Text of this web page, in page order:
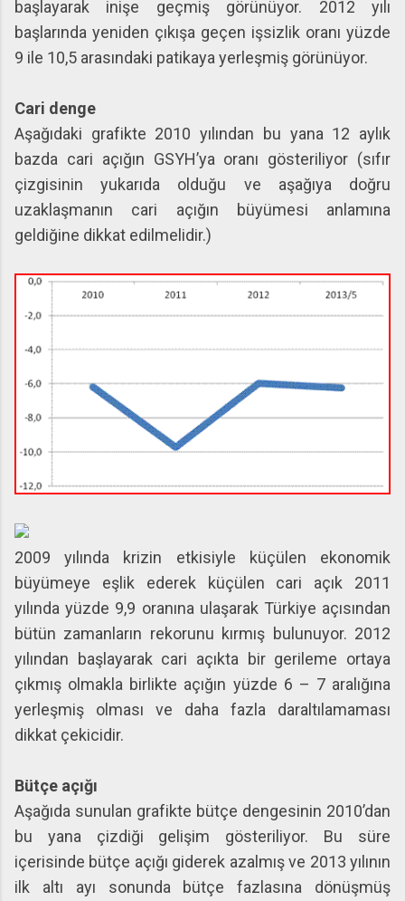
başlayarak inişe geçmiş görünüyor. 2012 yılı
başlarında yeniden çıkışa geçen işsizlik oranı yüzde
9 ile 10,5 arasındaki patikaya yerleşmiş görünüyor.
Cari denge
Aşağıdaki grafikte 2010 yılından bu yana 12 aylık
bazda cari açığın GSYH’ya oranı gösteriliyor (sıfır
çizgisinin yukarıda olduğu ve aşağıya doğru
uzaklaşmanın cari açığın büyümesi anlamına
geldiğine dikkat edilmelidir.)
2009 yılında krizin etkisiyle küçülen ekonomik
büyümeye eşlik ederek küçülen cari açık 2011
yılında yüzde 9,9 oranına ulaşarak Türkiye açısından
bütün zamanların rekorunu kırmış bulunuyor. 2012
yılından başlayarak cari açıkta bir gerileme ortaya
çıkmış olmakla birlikte açığın yüzde 6 – 7 aralığına
yerleşmiş olması ve daha fazla daraltılamaması
dikkat çekicidir.
Bütçe açığı
Aşağıda sunulan grafikte bütçe dengesinin 2010’dan
bu yana çizdiği gelişim gösteriliyor. Bu süre
içerisinde bütçe açığı giderek azalmış ve 2013 yılının
ilk altı ayı sonunda bütçe fazlasına dönüşmüş